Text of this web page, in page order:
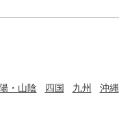
・山陰 四国 九州 沖縄